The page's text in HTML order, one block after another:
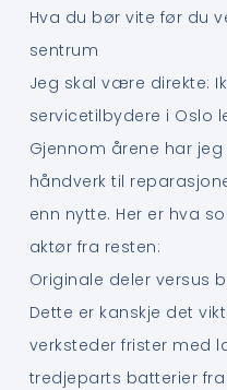
Hva du bør vite før du
sentrum
Jeg skal være direkte:
servicetilbydere i Oslo
Gjennom årene har
håndverk til
enn nytte. Her er hva
aktør fra resten:
Originale deler versus
Dette er kanskje det
verksteder frister med
tredjeparts batterier